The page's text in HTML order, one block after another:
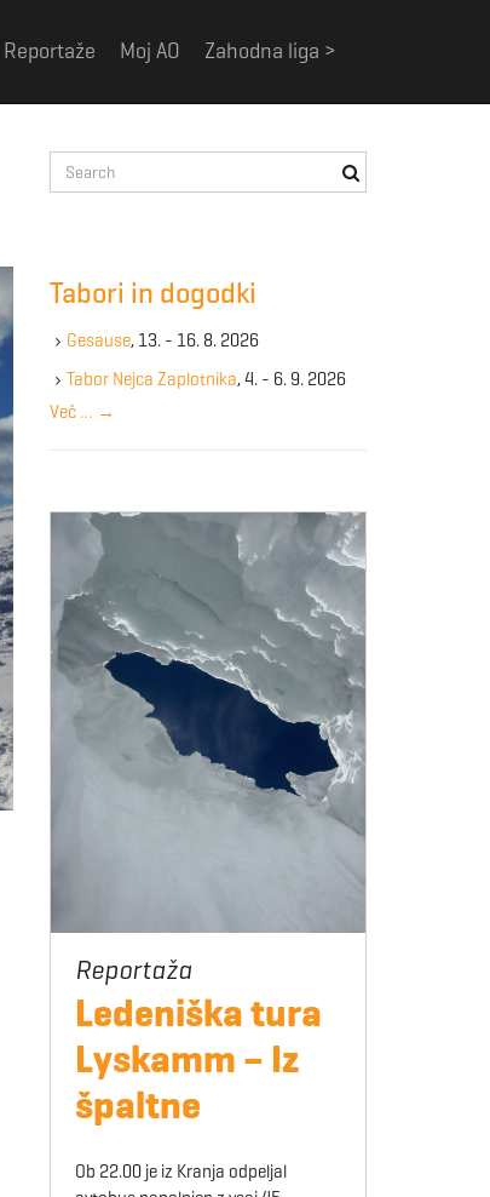
Reportaže Moj AO Zahodna liga >
e
e
y
w
r
Tabori in dogodki
Gesause, 13. - 16. 8. 2026
Tabor Nejca Zaplotnika, 4. - 6. 9. 2026
Več … →
Ledeniška tura
Lyskamm – Iz
špaltne
Ob 22.00 je iz Kranja odpeljal